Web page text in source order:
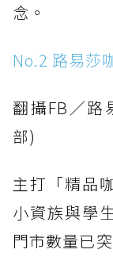
念。
No.2 路易莎
翻攝FB／路
部)
主打「精品
小資族與學
門市數量已